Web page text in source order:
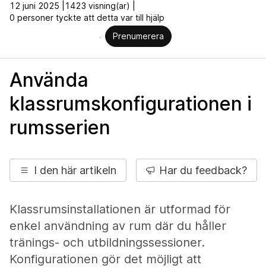
12 juni 2025 |
1423 visning(ar) |
0 personer tyckte att detta var till hjälp
Prenumerera
Använda
klassrumskonfigurationen i
rumsserien
I den här artikeln Har du feedback?
Klassrumsinstallationen är utformad för
enkel användning av rum där du håller
tränings- och utbildningssessioner.
Konfigurationen gör det möjligt att